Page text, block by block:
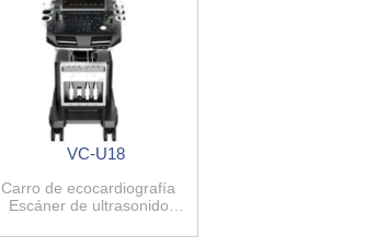
VC-U18
Carro de ecocardiografía
Escáner de ultrasonido